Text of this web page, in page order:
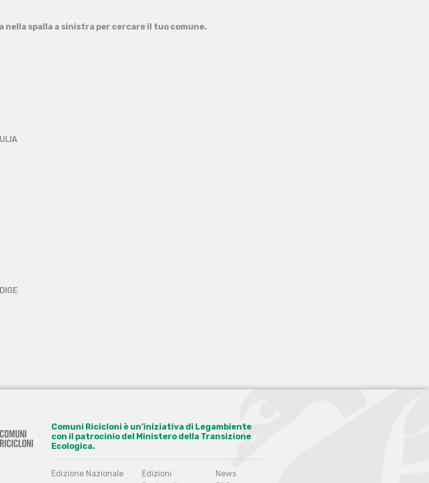
nella spalla a sinistra per cercare il tuo comune.
Comuni Ricicloni è un’iniziativa di Legambiente
con il patrocinio del Ministero della Transizione
Ecologica.
Edizione Nazionale
Edizioni
News